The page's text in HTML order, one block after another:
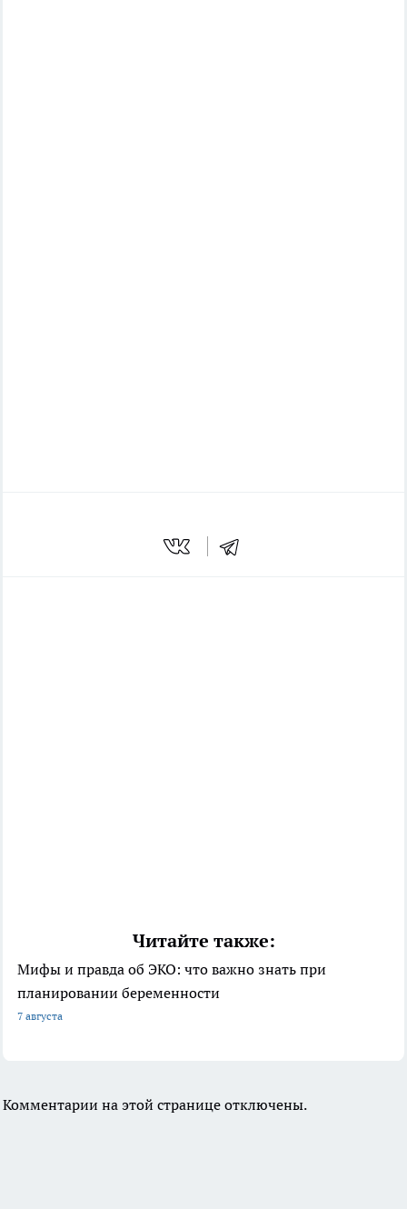
Читайте также:
Мифы и правда об ЭКО: что важно знать при
планировании беременности
7 августа
Комментарии на этой странице отключены.